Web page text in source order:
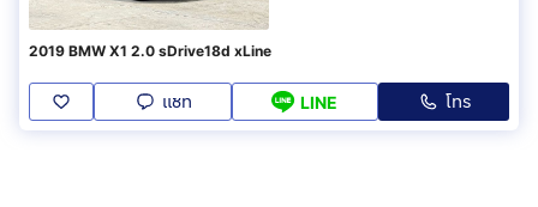
2019 BMW X1 2.0 sDrive18d xLine
แชท LINE โทร